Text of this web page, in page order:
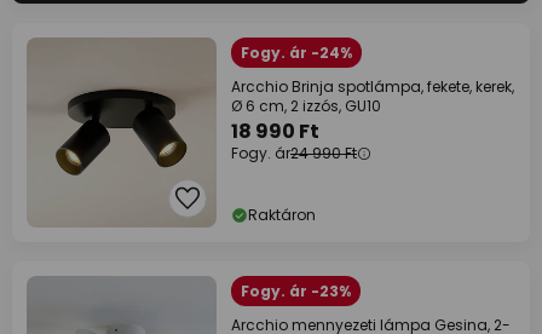
Fogy. ár -24%
Arcchio Brinja spotlámpa, fekete, kerek,
Ø 6 cm, 2 izzós, GU10
18 990 Ft
Fogy. ár24 990 Ft
Raktáron
Fogy. ár -23%
Arcchio mennyezeti lámpa Gesina, 2-